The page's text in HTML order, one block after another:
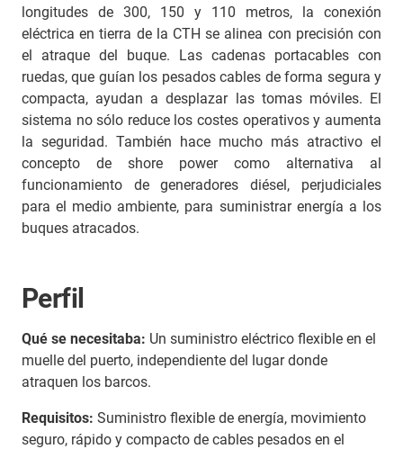
longitudes de 300, 150 y 110 metros, la conexión
eléctrica en tierra de la CTH se alinea con precisión con
el atraque del buque. Las cadenas portacables con
ruedas, que guían los pesados cables de forma segura y
compacta, ayudan a desplazar las tomas móviles. El
sistema no sólo reduce los costes operativos y aumenta
la seguridad. También hace mucho más atractivo el
concepto de shore power como alternativa al
funcionamiento de generadores diésel, perjudiciales
para el medio ambiente, para suministrar energía a los
buques atracados.
Perfil
Qué se necesitaba: Un suministro eléctrico flexible en el
muelle del puerto, independiente del lugar donde
atraquen los barcos.
Requisitos: Suministro flexible de energía, movimiento
seguro, rápido y compacto de cables pesados en el